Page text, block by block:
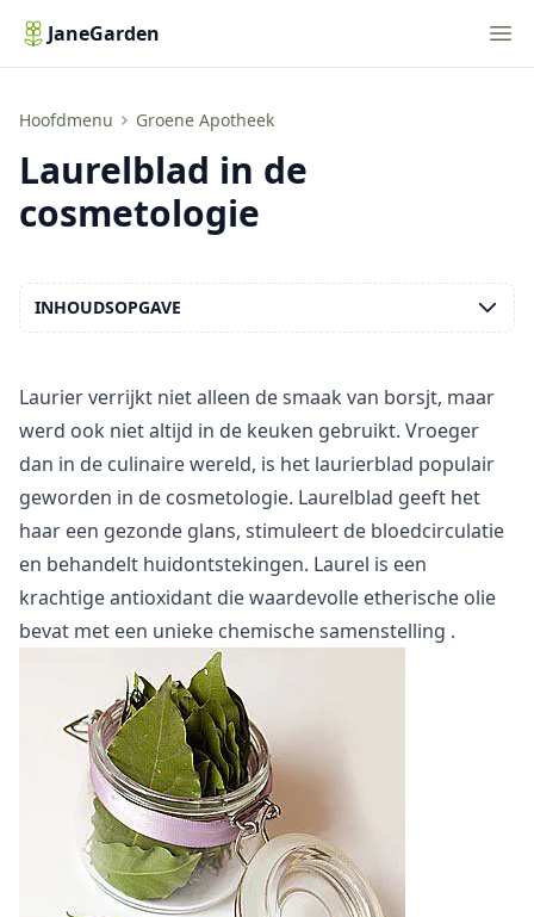
JaneGarden
Hoofdmenu Groene Apotheek
Laurelblad in de cosmetologie
Laurelblad in de
cosmetologie
Laurier verrijkt niet alleen de smaak van borsjt, maar
werd ook niet altijd in de keuken gebruikt. Vroeger
dan in de culinaire wereld, is het laurierblad populair
geworden in de cosmetologie. Laurelblad geeft het
haar een gezonde glans, stimuleert de bloedcirculatie
en behandelt huidontstekingen. Laurel is een
krachtige antioxidant die waardevolle etherische olie
bevat met een unieke chemische samenstelling .
INHOUDSOPGAVE